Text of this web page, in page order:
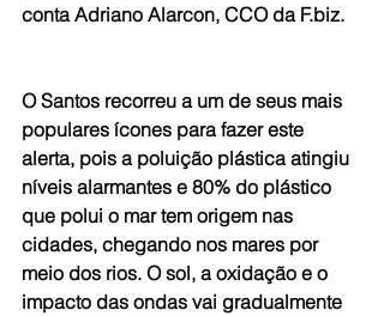
conta Adriano Alarcon, CCO da F.biz.
O Santos recorreu a um de seus mais
populares ícones para fazer este
alerta, pois a poluição plástica atingiu
níveis alarmantes e 80% do plástico
que polui o mar tem origem nas
cidades, chegando nos mares por
meio dos rios. O sol, a oxidação e o
impacto das ondas vai gradualmente